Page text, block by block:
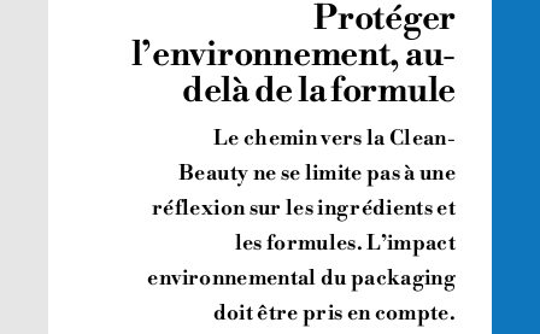
Protéger
l’environnement, au-
delà de la formule
Le chemin vers la Clean-
Beauty ne se limite pas à une
réflexion sur les ingrédients et
les formules. L’impact
environnemental du packaging
doit être pris en compte.